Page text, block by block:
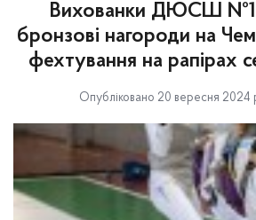
Вихованки ДЮСШ
бронзові нагороди на
фехтування на рапірах
Опубліковано 20 вересня 2024